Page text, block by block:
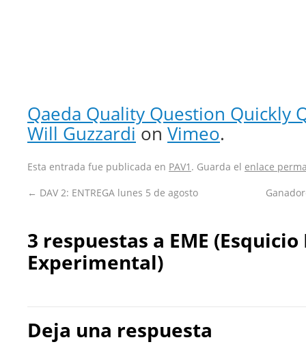
Qaeda Quality Question Quickly
Will Guzzardi on Vimeo.
Esta entrada fue publicada en PAV1 . Guarda el enlace
← DAV 2: ENTREGA lunes 5 de agosto
3 respuestas a EME
Experimental)
Deja una respuesta